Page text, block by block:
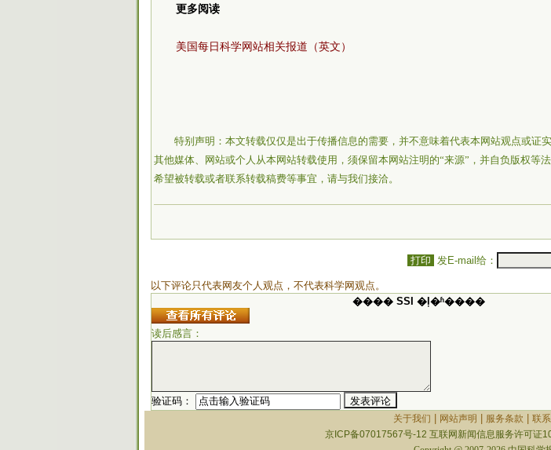
更多阅读
美国每日科学网站相关报道（英文）
特别声明：本文转载仅仅是出于传播信息的需要，并不意味着代表本网站观点或证
其他媒体、网站或个人从本网站转载使用，须保留本网站注明的“来源”，并自负版权等
希望被转载或者联系转载稿费等事宜，请与我们接洽。
打印 发E-mail给：
以下评论只代表网友个人观点，不代表科学网观点。
���� SSI �ļ�ʱ����
读后感言：
验证码：
关于我们 | 网站声明 | 服务条款 | 联
京ICP备07017567号-12 互联网新闻信息服务许可证